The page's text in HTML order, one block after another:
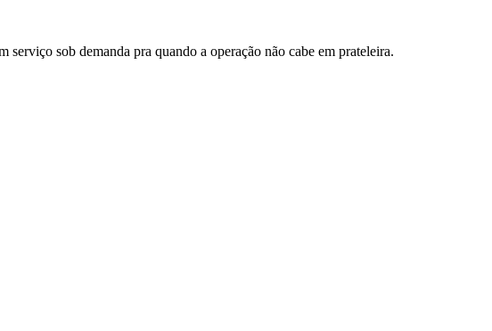
serviço sob demanda pra quando a operação não cabe em prateleira.